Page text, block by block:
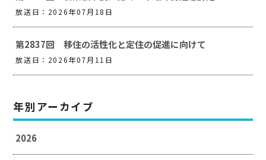
放送日：2026年07月18日
第2837回 移住の活性化と定住の促進に向けて
放送日：2026年07月11日
年別アーカイブ
2026